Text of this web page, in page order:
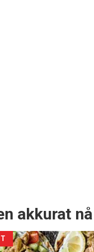
akkurat nå